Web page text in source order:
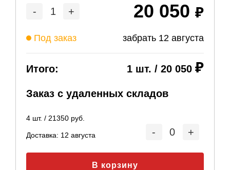
- 1 + 20 050
Под заказ забрать 12 августа
Итого: 1 шт. / 20 050
Заказ с удаленных складов
4 шт. / 21350 руб.
Доставка: 12 августа - 0 +
В корзину